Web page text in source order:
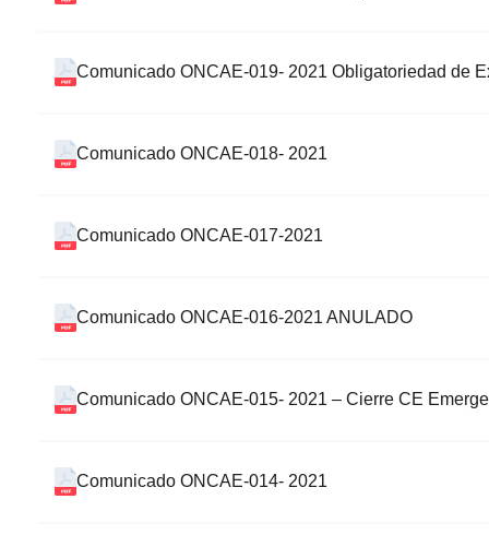
Comunicado ONCAE-019- 2021 Obligatoriedad de
Comunicado ONCAE-018- 2021
Comunicado ONCAE-017-2021
Comunicado ONCAE-016-2021 ANULADO
Comunicado ONCAE-015- 2021 – Cierre CE
Comunicado ONCAE-014- 2021